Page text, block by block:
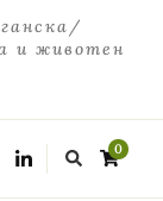
и животен
0